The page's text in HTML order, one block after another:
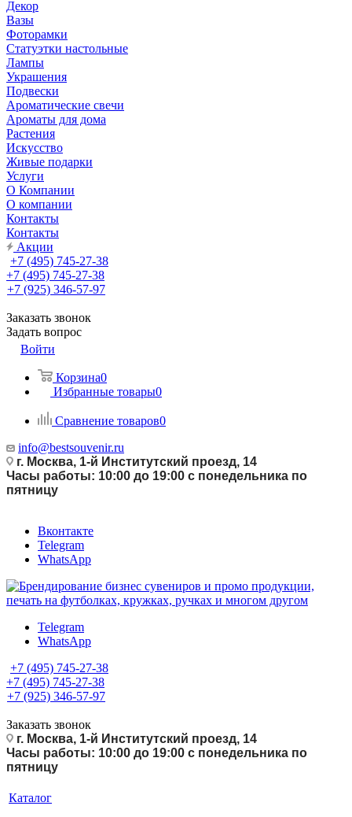
Декор
Вазы
Фоторамки
Статуэтки настольные
Лампы
Украшения
Подвески
Ароматические свечи
Ароматы для дома
Растения
Искусство
Живые подарки
Услуги
О Компании
О компании
Контакты
Контакты
Акции
+7 (495) 745-27-38
+7 (495) 745-27-38
+7 (925) 346-57-97
Заказать звонок
Задать вопрос
Войти
Корзина0
Избранные товары0
Сравнение товаров0
info@bestsouvenir.ru
г. Москва, 1-й Институтский проезд, 14
Часы работы: 10:00 до 19:00 с понедельника по
пятницу
Вконтакте
Telegram
WhatsApp
Telegram
WhatsApp
+7 (495) 745-27-38
+7 (495) 745-27-38
+7 (925) 346-57-97
Заказать звонок
г. Москва, 1-й Институтский проезд, 14
Часы работы: 10:00 до 19:00 с понедельника по
пятницу
Каталог